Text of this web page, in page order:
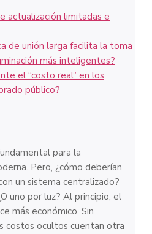
actualización limitadas e
de unión larga facilita la toma
más inteligentes?
el “costo real” en los
público?
para la
Pero, ¿cómo deberían
un sistema centralizado?
uno por luz? Al principio, el
más económico. Sin
costos ocultos cuentan otra